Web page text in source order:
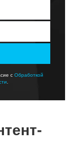
с Обработкой
.